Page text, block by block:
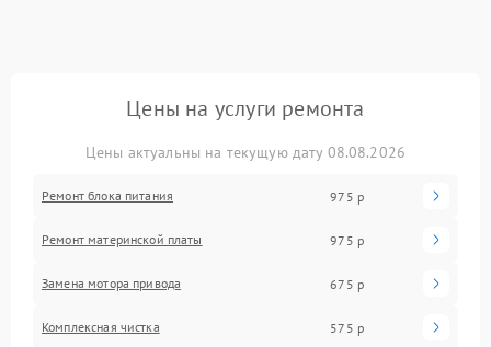
Цены на услуги ремонта
Цены актуальны на текущую дату 08.08.2026
Ремонт блока питания 975 р
Ремонт материнской платы 975 р
Замена мотора привода 675 р
Комплексная чистка 575 р